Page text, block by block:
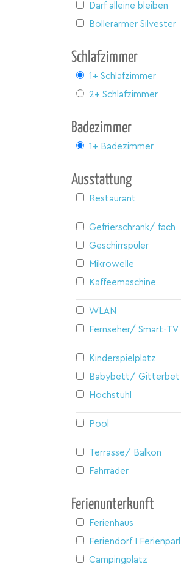
Darf alleine bleiben
Böllerarmer Silvester
Schlafzimmer
1+ Schlafzimmer
2+ Schlafzimmer
Badezimmer
1+ Badezimmer
Ausstattung
Restaurant
Gefrierschrank/ fach
Geschirrspüler
Mikrowelle
Kaffeemaschine
WLAN
Fernseher/ Smart-TV
Kinderspielplatz
Babybett/ Gitterbett
Hochstuhl
Pool
Terrasse/ Balkon
Fahrräder
Ferienunterkunft
Ferienhaus
Feriendorf I Ferienpark
Campingplatz